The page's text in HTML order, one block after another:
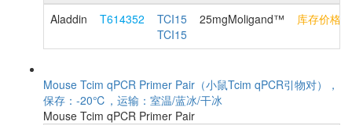
Aladdin
T614352
TCI15
TCI15
25mgMoligand™ 库存价格
Mouse Tcim qPCR Primer Pair（小鼠Tcim qPCR引物对），
保存：-20℃，运输：室温/蓝冰/干冰
Mouse Tcim qPCR Primer Pair